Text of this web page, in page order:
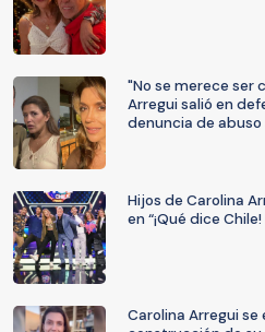
"No se merece ser
Arregui salió en
denuncia de abuso
Hijos de Carolina
en “¡Qué dice
Carolina Arregui